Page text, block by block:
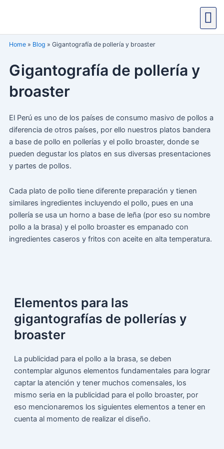
Home» Blog » Gigantografía de pollería y broaster
Gigantografía de pollería y
broaster
El Perú es uno de los países de consumo masivo de pollos a
diferencia de otros países, por ello nuestros platos bandera
a base de pollo en pollerías y el pollo broaster, donde se
pueden degustar los platos en sus diversas presentaciones
y partes de pollos.
Cada plato de pollo tiene diferente preparación y tienen
similares ingredientes incluyendo el pollo, pues en una
pollería se usa un horno a base de leña (por eso su nombre
pollo a la brasa) y el pollo broaster es empanado con
ingredientes caseros y fritos con aceite en alta temperatura.
Elementos para las
gigantografías de pollerías y
broaster
La publicidad para el pollo a la brasa, se deben
contemplar algunos elementos fundamentales para lograr
captar la atención y tener muchos comensales, los
mismo seria en la publicidad para el pollo broaster, por
eso mencionaremos los siguientes elementos a tener en
cuenta al momento de realizar el diseño.